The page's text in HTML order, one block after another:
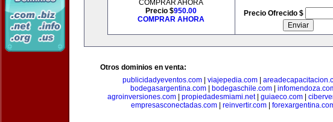
COMPRAR AHORA
Precio $950.00
COMPRAR AHORA
Precio Ofrecido $
Otros dominios en venta:
publicidadyeventos.com| viajepedia.com|
bodegasargentina.com| bodegaschile.com|
agroinversiones.com
propiedadesmiami.net| guiaeco.com
empresasconectadas.com| reinvertir.com|